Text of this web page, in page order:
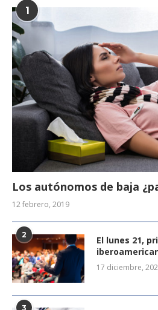
1
Los autónomos de baja
12 febrero, 2019
2
El lunes 21,
17 diciembre,
3